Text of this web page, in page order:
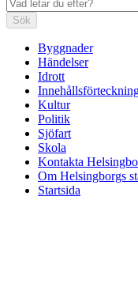
Sök
Byggnader
Händelser
Idrott
Kultur
Politik
Sjöfart
Skola
Kontakta
Om Helsingborgs
Startsida